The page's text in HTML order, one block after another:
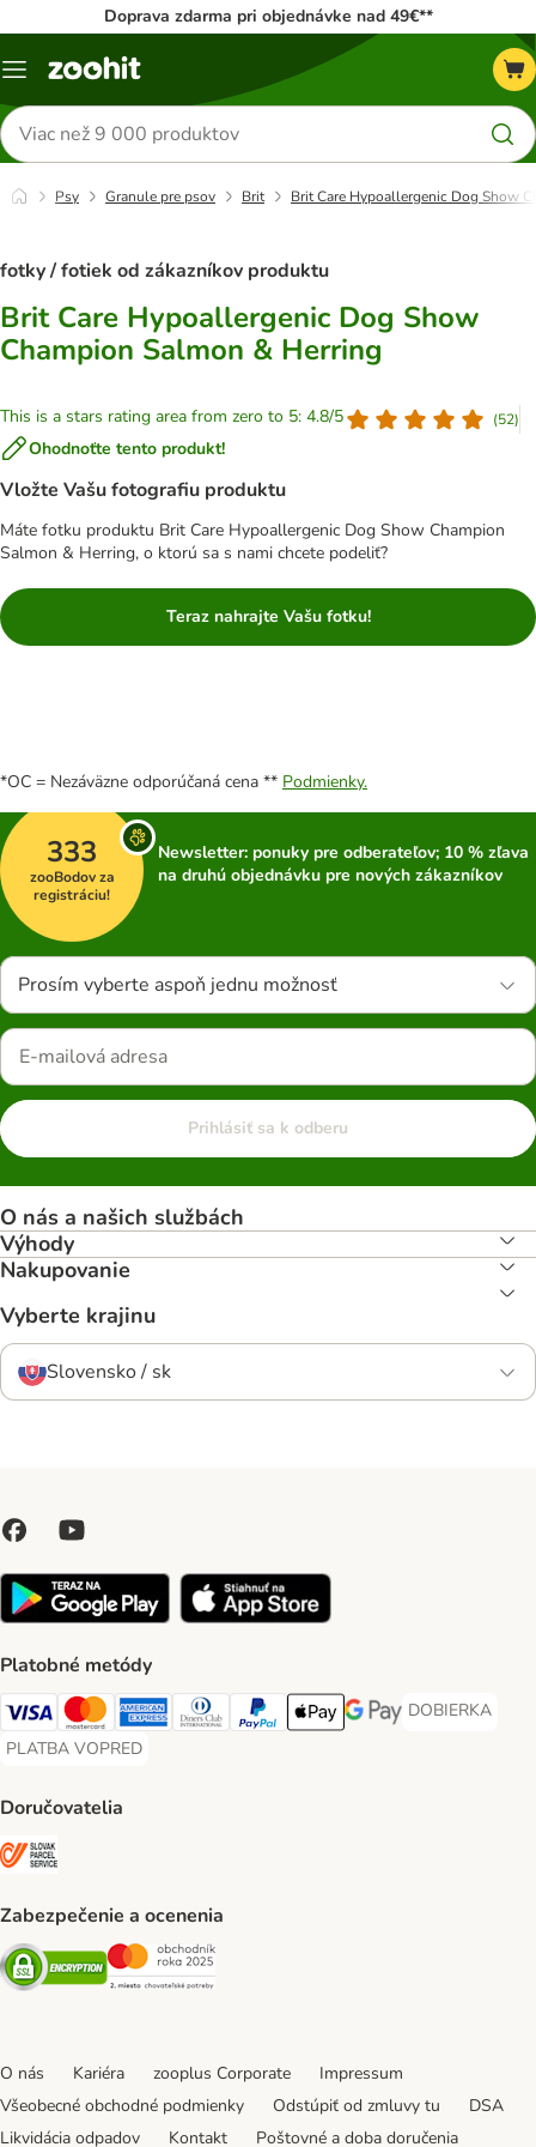
Doprava zdarma pri objednávke nad 49€**
Kategórie
Hľadať
produkty
Psy Granule pre psov Brit Brit Care Hypoallergenic Dog Show
fotky / fotiek od zákazníkov produktu
Brit Care Hypoallergenic Dog Show
Champion Salmon & Herring
This is a stars rating area from zero to 5: 4.8/5 (52)
Ohodnoťte tento produkt!
Vložte Vašu fotografiu produktu
Máte fotku produktu Brit Care Hypoallergenic Dog Show Champion
Salmon & Herring, o ktorú sa s nami chcete podeliť?
Teraz nahrajte Vašu fotku!
*OC = Nezáväzne odporúčaná cena ** Podmienky.
333
zooBodov za
registráciu!
Newsletter: ponuky pre odberateľov; 10 % zľava
na druhú objednávku pre nových zákazníkov
Prosím vyberte aspoň jednu možnosť
Prihlásiť sa k odberu
O nás a našich službách
Výhody
Nakupovanie
Vyberte krajinu
Slovensko / sk
Platobné metódy
Visa Payment Method
Mastercard Payment Method
American Express Payment Method
Diners Club Payment Method
PayPal Payment Method
Apple Pay Payment Method
Google Pay Payment
DOBIERKA
DOBIERKA
PLATBA VOPRED
PLATBA VOPRED Payment Method
Doručovatelia
Zabezpečenie a ocenenia
Security Security
O nás Kariéra zooplus Corporate
Impressum
Všeobecné obchodné podmienky
Odstúpiť od zmluvy tu
DSA
Likvidácia odpadov
Kontakt Poštovné a doba doručenia